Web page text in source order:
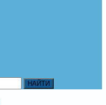
НАЙТИ